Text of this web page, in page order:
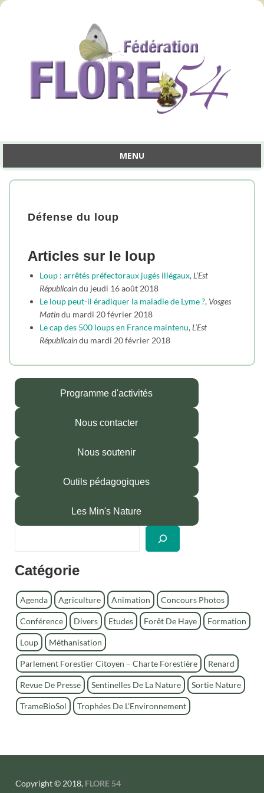
MENU
Aller
au
Défense du loup
Articles sur le loup
Loup : arrêtés préfectoraux jugés illégaux,L’Est
Républicaindu jeudi 16 août 2018
Le loup peut-il éradiquer la maladie de Lyme ?, Vosges
Matindu mardi 20 février 2018
Le cap des 500 loups en France maintenu,L’Est
Républicaindu mardi 20 février 2018
Programme d'activités
Nous contacter
Nous soutenir
Outils pédagogiques
Les Min's Nature
h
r
c
e
r
Catégorie
Agenda Agriculture Animation Concours Photos
Conférence Divers Etudes Forêt De Haye Formation
Loup Méthanisation
Parlement Forestier Citoyen – Charte Forestière Renard
Revue De Presse Sentinelles De La Nature Sortie Nature
TrameBioSol Trophées De L'Environnement
Copyright © 2018, FLORE 54